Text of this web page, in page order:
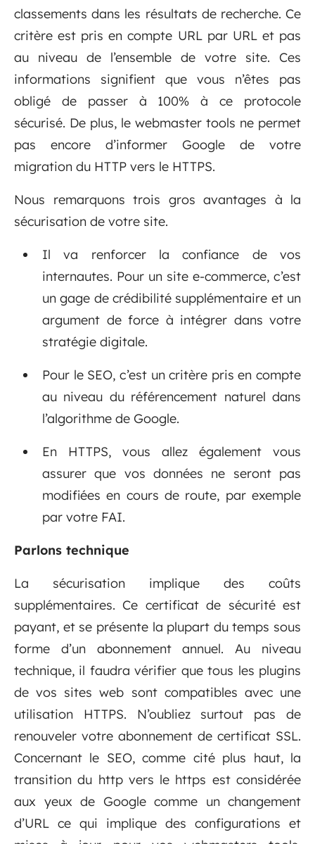
classements dans les résultats de recherche. Ce
critère est pris en compte URL par URL et pas
au niveau de l’ensemble de votre site. Ces
informations signifient que vous n’êtes pas
obligé de passer à 100% à ce protocole
sécurisé. De plus, le webmaster tools ne permet
pas encore d’informer Google de votre
migration du HTTP vers le HTTPS.
Nous remarquons trois gros avantages à la
sécurisation de votre site.
Il va renforcer la confiance de vos
internautes. Pour un site e-commerce, c’est
un gage de crédibilité supplémentaire et un
argument de force à intégrer dans votre
stratégie digitale.
Pour le SEO, c’est un critère pris en compte
au niveau du référencement naturel dans
l’algorithme de Google.
En HTTPS, vous allez également vous
assurer que vos données ne seront pas
modifiées en cours de route, par exemple
par votre FAI.
Parlons technique
La sécurisation implique des coûts
supplémentaires. Ce certificat de sécurité est
payant, et se présente la plupart du temps sous
forme d’un abonnement annuel. Au niveau
technique, il faudra vérifier que tous les plugins
de vos sites web sont compatibles avec une
utilisation HTTPS. N’oubliez surtout pas de
renouveler votre abonnement de certificat SSL.
Concernant le SEO, comme cité plus haut, la
transition du http vers le https est considérée
aux yeux de Google comme un changement
d’URL ce qui implique des configurations et